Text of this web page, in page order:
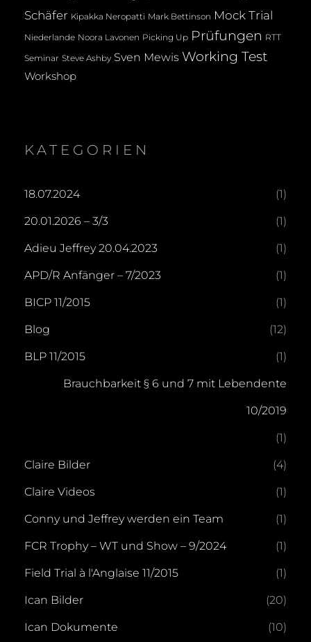
Schäfer Kipakka Neropatti Mark Bettinson Mock Trial
Niederlande Noora Lavonen Picking Up Prüfungen RTT
Seminar Steve Ashby Sven Mewis Working Test
Workshop
KATEGORIEN
18.07.2024 (1)
20.01.2026 – 3/3 (1)
Adieu Jeffrey 20.04.2023 (1)
APD/R Anfänger – 7/2023 (1)
BICP 11/2015 (1)
Blog (12)
BLP 11/2015 (1)
Brauchbarkeit § 6 und 7 mit Lebendente
10/2019
(1)
Claire Bilder (4)
Claire Videos (1)
Conny und Jeffrey werden ein Team (1)
FCR Trophy – WT und Show – 9/2024 (1)
Field Trial à l'Anglaise 11/2015 (1)
Ican Bilder (20)
Ican Dokumente (10)